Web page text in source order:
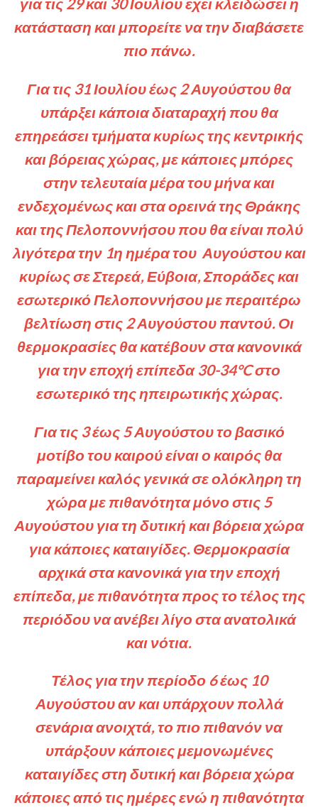
κατάσταση και μπορείτε να την διαβάσετε
πιο πάνω.
Για τις 31 Ιουλίου έως 2 Αυγούστου θα
υπάρξει κάποια διαταραχή που θα
επηρεάσει τμήματα κυρίως της κεντρικής
και βόρειας χώρας, με κάποιες μπόρες
στην τελευταία μέρα του μήνα και
ενδεχομένως και στα ορεινά της Θράκης
και της Πελοποννήσου που θα είναι πολύ
λιγότερα την 1η ημέρα του Αυγούστου και
κυρίως σε Στερεά, Εύβοια, Σποράδες και
εσωτερικό Πελοποννήσου με περαιτέρω
βελτίωση στις 2 Αυγούστου παντού. Οι
θερμοκρασίες θα κατέβουν στα κανονικά
για την εποχή επίπεδα 30-34°C στο
εσωτερικό της ηπειρωτικής χώρας.
Για τις 3 έως 5 Αυγούστου το βασικό
μοτίβο του καιρού είναι ο καιρός θα
παραμείνει καλός γενικά σε ολόκληρη τη
χώρα με πιθανότητα μόνο στις 5
Αυγούστου για τη δυτική και βόρεια χώρα
για κάποιες καταιγίδες. Θερμοκρασία
αρχικά στα κανονικά για την εποχή
επίπεδα, με πιθανότητα προς το τέλος της
περιόδου να ανέβει λίγο στα ανατολικά
και νότια.
Τέλος για την περίοδο 6 έως 10
Αυγούστου αν και υπάρχουν πολλά
σενάρια ανοιχτά, το πιο πιθανόν να
υπάρξουν κάποιες μεμονωμένες
καταιγίδες στη δυτική και βόρεια χώρα
κάποιες από τις ημέρες ενώ η πιθανότητα